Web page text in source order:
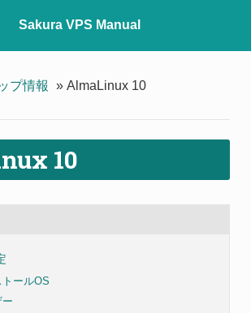
Sakura VPS Manual
プ情報 » AlmaLinux 10
10
トールOS
ー